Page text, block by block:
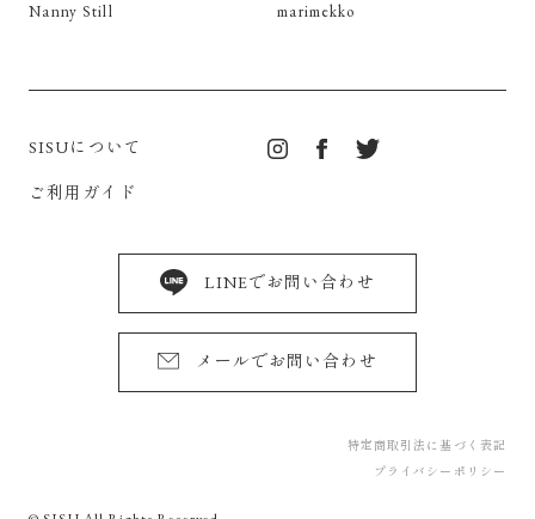
Nanny Still
marimekko
SISUについて
ご利用ガイド
LINEでお問い合わせ
メールでお問い合わせ
特定商取引法に基づく表記
プライバシーポリシー